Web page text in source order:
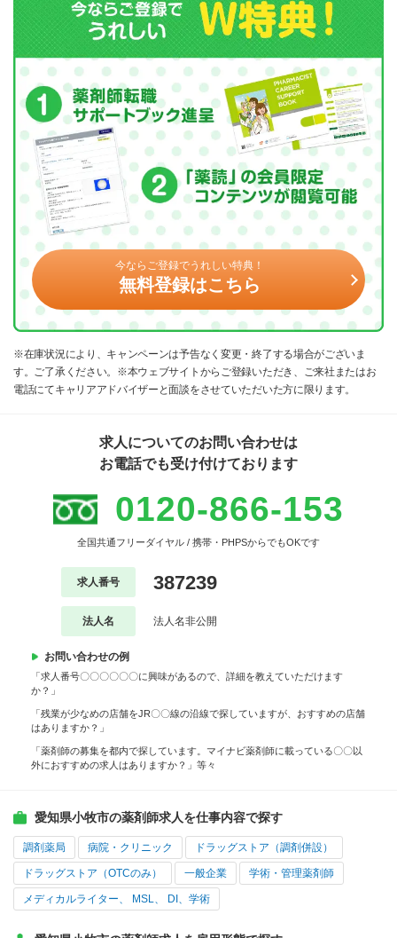
今ならご登録でうれしい特典！
無料登録はこちら
※在庫状況により、キャンペーンは予告なく変更・終了する場合がございま
す。ご了承ください。※本ウェブサイトからご登録いただき、ご来社またはお
電話にてキャリアアドバイザーと面談をさせていただいた方に限ります。
求人についてのお問い合わせは
お電話でも受け付けております
0120-866-153
全国共通フリーダイヤル / 携帯・PHPSからでもOKです
求人番号 387239
法人名 法人名非公開
お問い合わせの例
「求人番号〇〇〇〇〇〇に興味があるので、詳細を教えていただけます
か？」
「残業が少なめの店舗をJR〇〇線の沿線で探していますが、おすすめの店舗
はありますか？」
「薬剤師の募集を都内で探しています。マイナビ薬剤師に載っている〇〇以
外におすすめの求人はありますか？」等々
愛知県小牧市の薬剤師求人を仕事内容で探す
調剤薬局 病院・クリニック ドラッグストア（調剤併設）
ドラッグストア（OTCのみ） 一般企業 学術・管理薬剤師
メディカルライター、 MSL、 DI、学術